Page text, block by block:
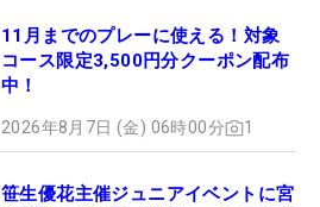
11月までのプレーに使える！対象
コース限定3,500円分クーポン配布
中！
2026年8月7日 (金) 06時00分 1
笹生優花主催ジュニアイベントに宮